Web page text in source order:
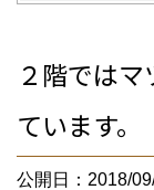
２階では
ています。
公開日：2018/